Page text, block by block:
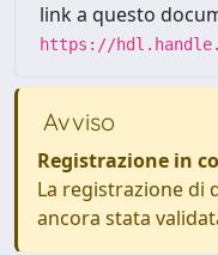
link a questo
https://
Avviso
Registrazione in
La registrazione di
ancora stata